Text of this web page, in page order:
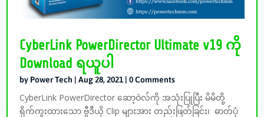
CyberLink PowerDirector Ultimate v19 ကို
Download ရယူပါ
by Power Tech |Aug 28, 2021 | 0 Comments
CyberLink PowerDirector ဆော့ဝဲလ်ကို အသုံးပြုပြီး မိမိတို့
ရိုက်ကူးထားသော ဗွီဒီယို Clip များအား တည်းဖြတ်ခြင်း၊ ဓာတ်ပုံ